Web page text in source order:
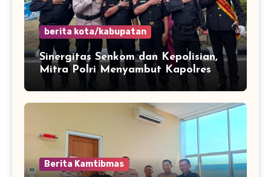
berita kota/kabupatan
Sinergitas Senkom dan Kepolisian,
Mitra Polri Menyambut Kapolres
Kota Cilegon Yang Baru
Berita Kamtibmas